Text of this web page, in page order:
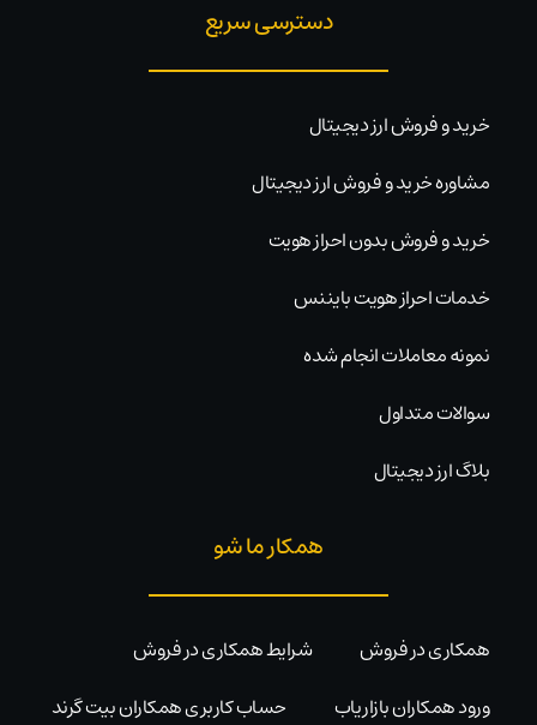
دسترسی سریع
خرید و فروش ارز دیجیتال
مشاوره خرید و فروش ارز دیجیتال
خرید و فروش بدون احراز هویت
خدمات احراز هویت بایننس
نمونه معاملات انجام شده
سوالات متداول
بلاگ ارز دیجیتال
همکار ما شو
همکاری در فروش
شرایط همکاری در فروش
ورود همکاران بازاریاب
حساب کاربری همکاران بیت گرند